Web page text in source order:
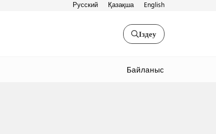
Русский Қазақша English
Іздеу
Байланыс